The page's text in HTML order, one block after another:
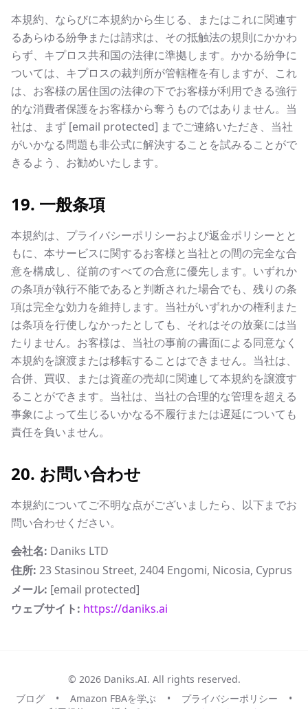
本規約、ならびに本規約から生じる、またはこれに関連す
るあらゆる紛争または請求は、その抵触法の規則にかかわ
らず、キプロス共和国の法律に準拠します。かかる紛争に
ついては、キプロスの裁判所が管轄権を有しますが、これ
は、お客様の居住国の法律の下でお客様が利用できる強行
的な消費者保護をお客様から奪うものではありません。当
社は、まず [email protected] までご連絡いただき、当社
がいかなる問題も非公式に解決することを試みることがで
きるよう、お勧めいたします。
19. 一般条項
本規約は、プライバシーポリシーおよび返金ポリシーとと
もに、本サービスに関するお客様と当社との間の完全な合
意を構成し、従前のすべての合意に優先します。いずれか
の条項が執行不能であると判断された場合でも、残りの条
項は完全な効力を維持します。当社がいずれかの権利また
は条項を行使しなかったとしても、それはその放棄には当
たりません。お客様は、当社の事前の書面による同意なく
本規約を譲渡または移転することはできません。当社は、
合併、買収、または資産の売却に関連して本規約を譲渡す
ることができます。当社は、当社の合理的な管理を超える
事象によって生じるいかなる不履行または遅延についても
責任を負いません。
20. お問い合わせ
本規約についてご不明な点がございましたら、以下までお
問い合わせください。
会社名: Daniks LTD
住所: 23 Stasinou Street, 2404 Engomi, Nicosia, Cyprus
メール: [email protected]
ウェブサイト: https://daniks.ai
© 2026 Daniks.AI. All rights reserved.
ブログ
• Amazon FBAを学ぶ • プライバシーポリシー
•